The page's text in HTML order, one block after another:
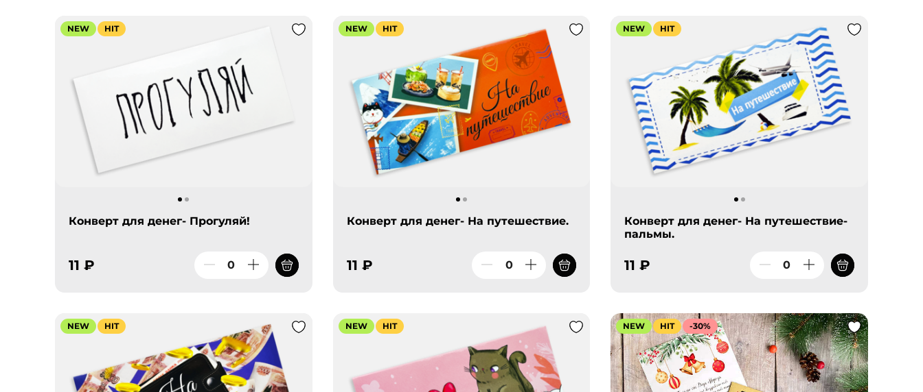
NEW HIT
Конверт для денег- Прогуляй!
11 ₽
NEW HIT
Конверт для денег- На путешествие.
11 ₽
NEW HIT
Конверт для денег- На путешествие-
пальмы.
11 ₽
NEW HIT NEW HIT NEW HIT -30%